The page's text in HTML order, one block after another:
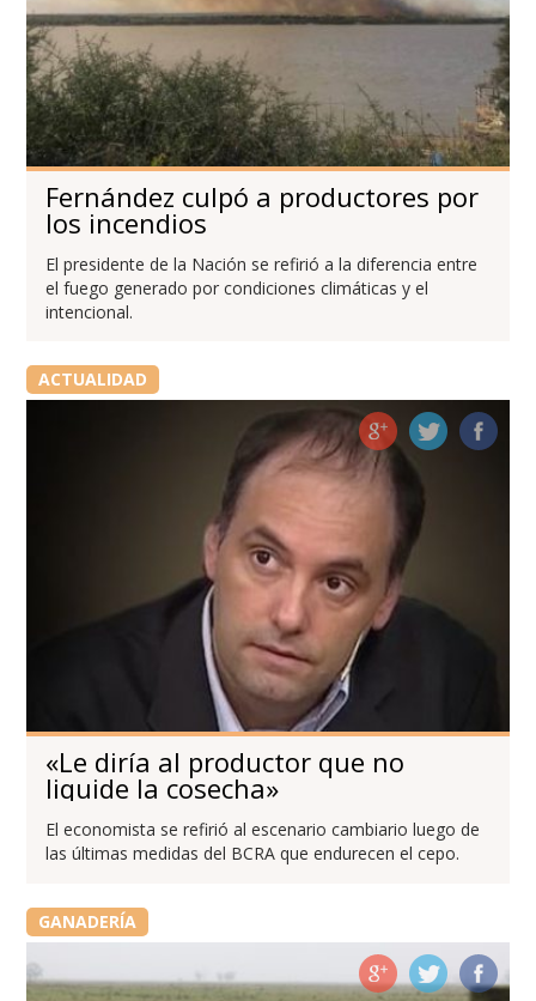
Fernández culpó a productores por
los incendios
El presidente de la Nación se refirió a la diferencia entre
el fuego generado por condiciones climáticas y el
intencional.
ACTUALIDAD
«Le diría al productor que no
liquide la cosecha»
El economista se refirió al escenario cambiario luego de
las últimas medidas del BCRA que endurecen el cepo.
GANADERÍA